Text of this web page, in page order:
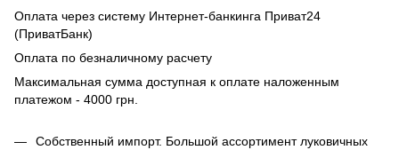
Оплата через систему Интернет-банкинга Приват24
(ПриватБанк)
Оплата по безналичному расчету
Максимальная сумма доступная к оплате наложенным
платежом - 4000 грн.
Собственный импорт. Большой ассортимент луковичных